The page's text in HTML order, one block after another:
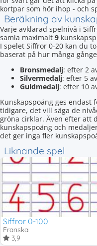
kortpar som hör ihop - och
Beräkning av
Varje avklarad spelnivå i
samla maximalt 9
I spelet Siffror 0-20 kan du
baserat på hur många
Bronsmedalj: efter 2
Silvermedalj: efter 5
Guldmedalj: efter 10
Kunskapspoäng ges
tidigare, det vill säga de
gröna cirklar. Även efter att
kunskapspoäng och
det ger inga fler
Liknande spel
Siffror 0-100
Franska
3,9